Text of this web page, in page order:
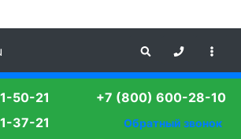
50-21
37-21
+7 (800) 600-28-10
Обратный звонок